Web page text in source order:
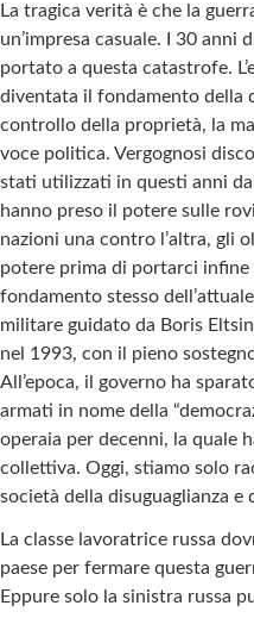
La tragica verità è che la
un’impresa casuale. I 30
portato a questa catastrofe.
diventata il fondamento della
controllo della proprietà, la
voce politica. Vergognosi
stati utilizzati in questi anni
hanno preso il potere sulle
nazioni una contro l’altra, gli
potere prima di portarci infine
fondamento stesso
militare guidato da Boris
nel 1993, con il pieno
All’epoca, il governo ha
armati in nome della
operaia per decenni, la quale
collettiva. Oggi, stiamo solo
società della disuguaglianza
La classe lavoratrice russa
paese per fermare questa
Eppure solo la sinistra russa